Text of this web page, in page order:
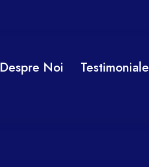
Despre Noi Testimoniale